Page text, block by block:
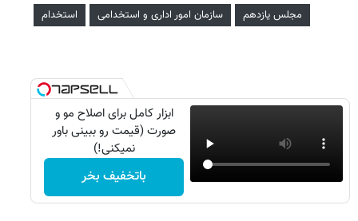
مجلس یازدهم سازمان امور اداری و استخدامی استخدام
ابزار کامل برای اصلاح مو و
صورت (قیمت رو ببینی باور
نمیکنی!)
باتخفیف بخر